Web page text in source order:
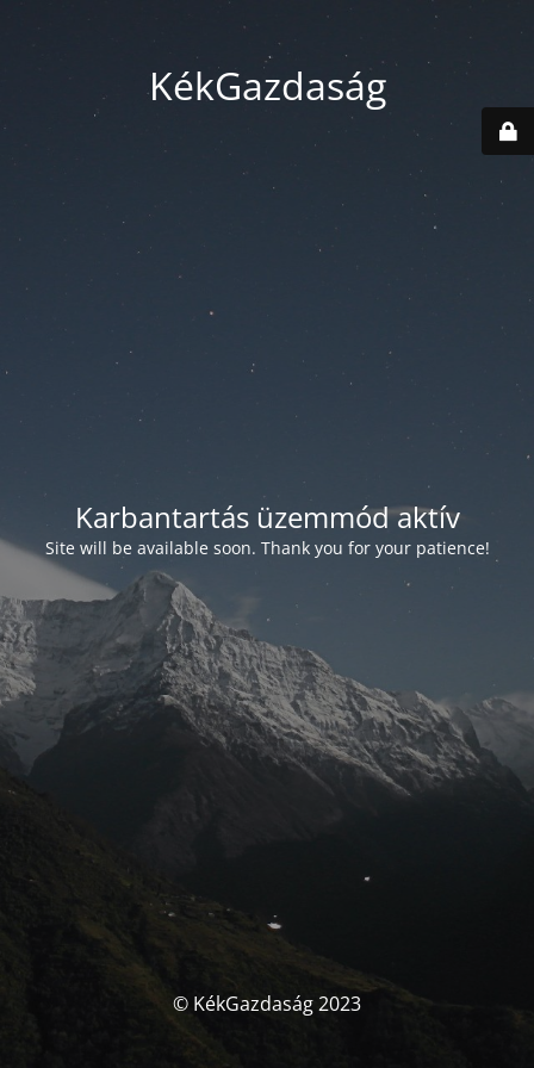
KékGazdaság
Karbantartás üzemmód aktív
Site will be available soon. Thank you for your patience!
© KékGazdaság 2023